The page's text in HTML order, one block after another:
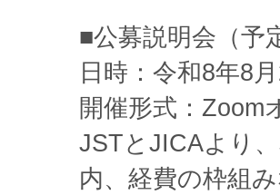
■公募説明会（予
日時：令和8年8
開催形式：Zoom
JSTとJICAより
内、経費の枠組